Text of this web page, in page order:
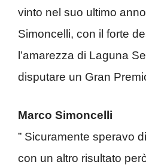
vinto nel suo ultimo
Simoncelli, con il forte
l’amarezza di Laguna
disputare un Gran
Marco Simoncelli
” Sicuramente speravo
con un altro risultato